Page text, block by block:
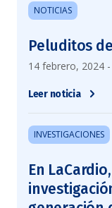
NOTICIAS
Peluditos
14 febrero, 2024
Leer noticia
INVESTIGACIONES
En